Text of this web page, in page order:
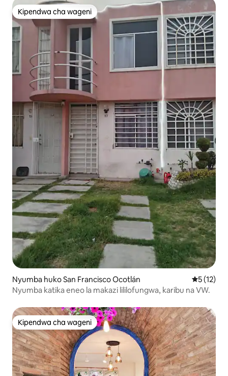
Kipendwa cha wageni
Kipendwa cha wageni
Nyumba huko San Francisco Ocotlán Ukadiriaji
5 (12)
Nyumba katika eneo la makazi lililofungwa, karibu na VW.
Kipendwa cha wageni
Kipendwa cha wageni